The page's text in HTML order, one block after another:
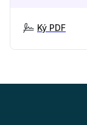
Ký PDF